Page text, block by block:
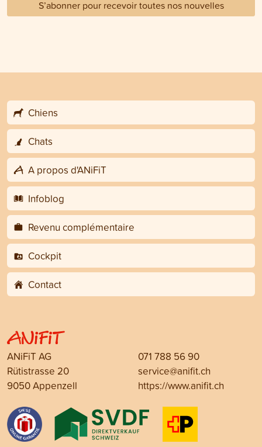
S’abonner pour recevoir toutes nos nouvelles
Chiens
Chats
A propos d'ANiFiT
Infoblog
Revenu complémentaire
Cockpit
Contact
ANiFiT AG
Rütistrasse 20
9050 Appenzell
071 788 56 90
service@anifit.ch
https://www.anifit.ch